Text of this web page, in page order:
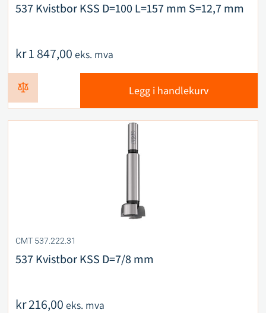
537 Kvistbor KSS D=100 L=157 mm S=12,7 mm
kr1 847,00 eks. mva
Legg i handlekurv
CMT 537.222.31
537 Kvistbor KSS D=7/8 mm
kr216,00 eks. mva